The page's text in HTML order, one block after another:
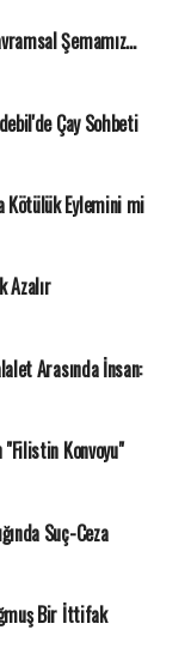
Şemamız…
Çay Sohbeti
Kötülük Eylemini mi
Azalır
Arasında İnsan:
Konvoyu"
Suç-Ceza
Bir İttifak